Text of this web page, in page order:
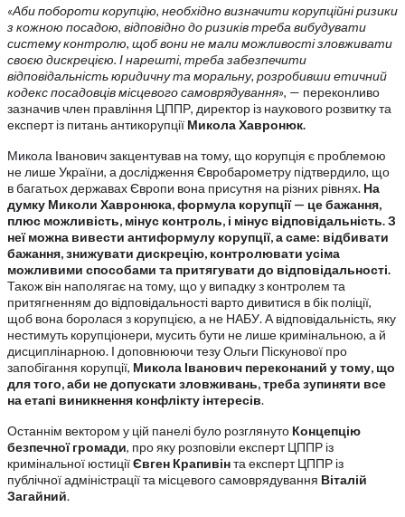
«Аби побороти корупцію, необхідно визначити корупційні ризики
з кожною посадою, відповідно до ризиків треба вибудувати
систему контролю, щоб вони не мали можливості зловживати
своєю дискрецією. І нарешті, треба забезпечити
відповідальність юридичну та моральну, розробивши етичний
кодекс посадовців місцевого самоврядування», — переконливо
зазначив член правління ЦППР, директор із наукового розвитку та
експерт із питань антикорупції Микола Хавронюк.
Микола Іванович закцентував на тому, що корупція є проблемою
не лише України, а дослідження Євробарометру підтвердило, що
в багатьох державах Європи вона присутня на різних рівнях. На
думку Миколи Хавронюка, формула корупції — це бажання,
плюс можливість, мінус контроль, і мінус відповідальність. З
неї можна вивести антиформулу корупції, а саме: відбивати
бажання, знижувати дискрецію, контролювати усіма
можливими способами та притягувати до відповідальності.
Також він наполягає на тому, що у випадку з контролем та
притягненням до відповідальності варто дивитися в бік поліції,
щоб вона боролася з корупцією, а не НАБУ. А відповідальність, яку
нестимуть корупціонери, мусить бути не лише кримінальною, а й
дисциплінарною. І доповнюючи тезу Ольги Піскунової про
запобігання корупції, Микола Іванович переконаний у тому, що
для того, аби не допускати зловживань, треба зупиняти все
на етапі виникнення конфлікту інтересів.
Останнім вектором у цій панелі було розглянуто Концепцію
безпечної громади, про яку розповіли експерт ЦППР із
кримінальної юстиціїЄвген Крапивінта експерт ЦППР із
публічної адміністрації та місцевого самоврядування Віталій
Загайний.